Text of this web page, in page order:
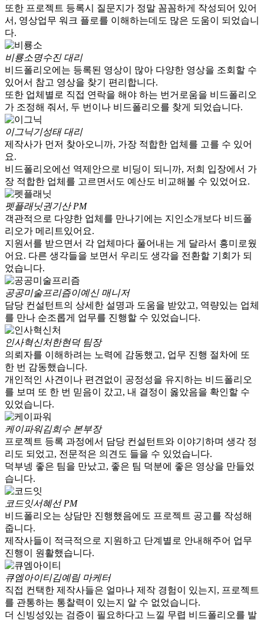
또한 프로젝트 등록시 질문지가 정말 꼼꼼하게 작성되어 있어
서, 영상업무 워크 플로를 이해하는데도 많은 도움이 되었습니
다.
비룡소명수진 대리
비드폴리오에는 등록된 영상이 많아 다양한 영상을 조회할 수
있어서 참고 영상을 찾기 편리합니다.
또한 업체별로 직접 연락을 해야 하는 번거로움을 비드폴리오
가 조정해 줘서, 두 번이나 비드폴리오를 찾게 되었습니다.
이그닉기성태 대리
제작사가 먼저 찾아오니까, 가장 적합한 업체를 고를 수 있어
요.
비드폴리오에선 역제안으로 비딩이 되니까, 저희 입장에서 가
장 적합한 업체를 고르면서도 예산도 비교해볼 수 있었어요.
펫플래닛권기산 PM
객관적으로 다양한 업체를 만나기에는 지인소개보다 비드폴
리오가 메리트있어요.
지원서를 받으면서 각 업체마다 풀어내는 게 달라서 흥미로웠
어요. 다른 생각들을 보면서 우리도 생각을 전환할 기회가 되
었습니다.
공공미술프리즘이예신 매니저
담당 컨설턴트의 상세한 설명과 도움을 받았고, 역량있는 업체
를 만나 순조롭게 업무를 진행할 수 있었습니다.
인사혁신처한현덕 팀장
의뢰자를 이해하려는 노력에 감동했고, 업무 진행 절차에 또
한 번 감동했습니다.
개인적인 사견이나 편견없이 공정성을 유지하는 비드폴리오
를 보며 또 한 번 믿음이 갔고, 내 결정이 옳았음을 확인할 수
있었습니다.
케이파워김희수 본부장
프로젝트 등록 과정에서 담당 컨설턴트와 이야기하며 생각 정
리도 되었고, 전문적은 의견도 들을 수 있었습니다.
덕부넹 좋은 팀을 만났고, 좋은 팀 덕분에 좋은 영상을 만들었
습니다.
코드잇서혜선 PM
비드폴리오는 상담만 진행했음에도 프로젝트 공고를 작성해
줍니다.
제작사들이 적극적으로 지원하고 단계별로 안내해주어 업무
진행이 원활했습니다.
큐엠아이티김예림 마케터
직접 컨택한 제작사들은 얼마나 제작 경험이 있는지, 프로젝트
를 관통하는 통찰력이 있는지 알 수 없었습니다.
더 신빙성있는 검증이 필요하다고 느낄 무렵 비드폴리오를 발